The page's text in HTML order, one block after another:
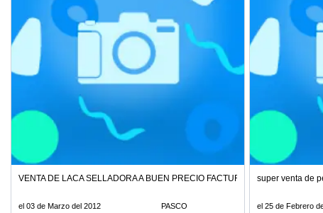
VENTA DE LACA SELLADORA A BUEN PRECIO FACTURADO 100% CALIDAD
el 03 de Marzo del 2012 PASCO
super venta de
el 25 de Febrero